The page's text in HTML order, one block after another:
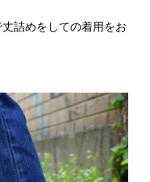
詰めをしての着用をお